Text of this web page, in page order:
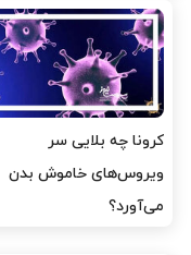
کرونا چه بلایی سر
ویروس‌های خاموش بدن
می‌آورد؟